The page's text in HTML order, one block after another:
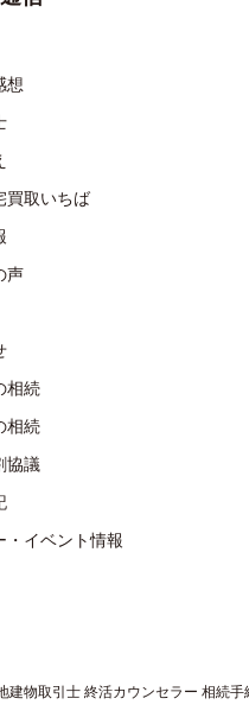
想
買取いちば
声
相続
相続
協議
・イベント情報
物取引士 終活カウンセラー 相続手